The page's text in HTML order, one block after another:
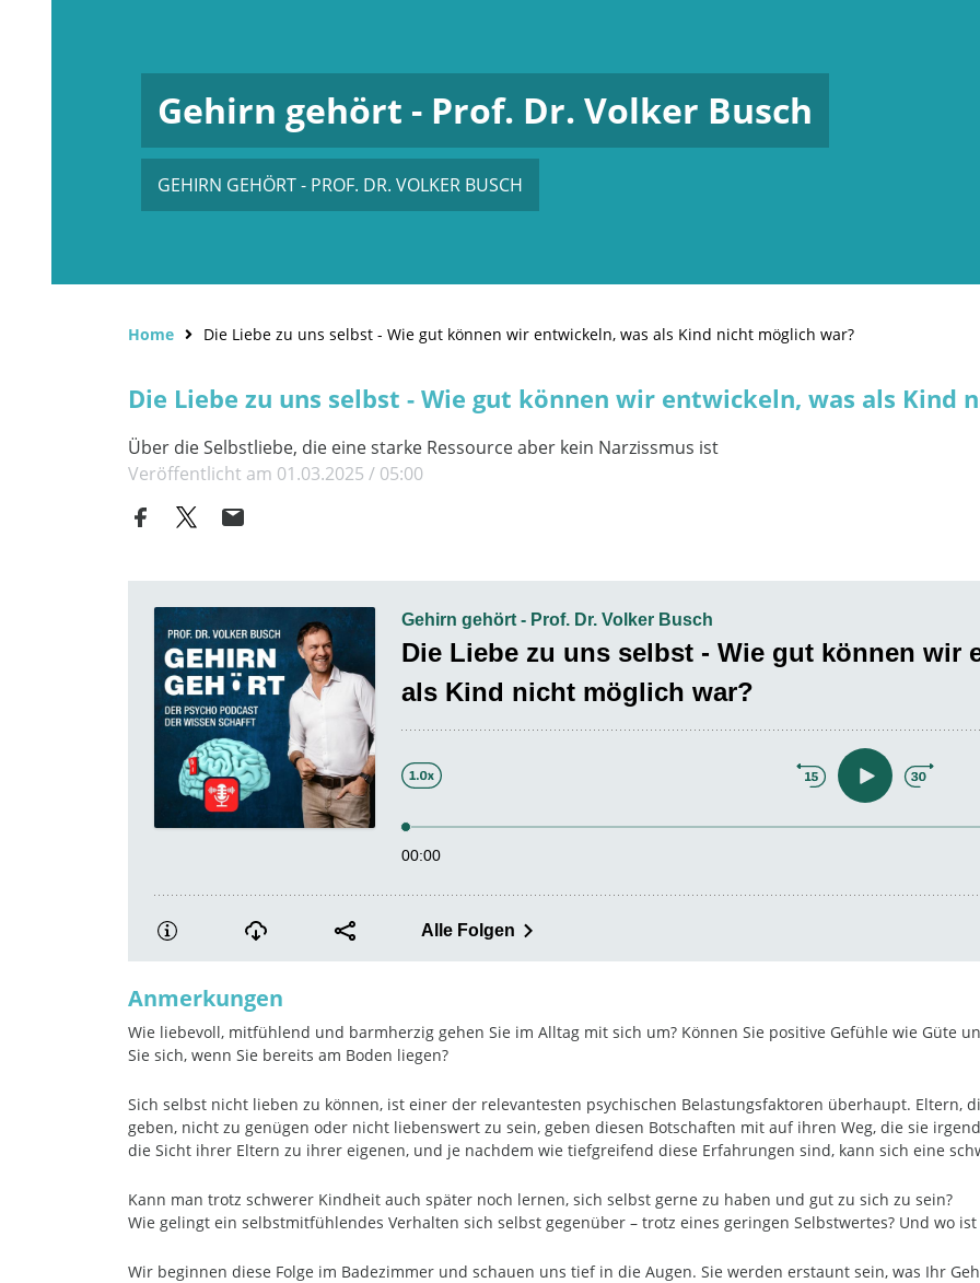
Gehirn gehört - Prof. Dr. Volker Busch
GEHIRN GEHÖRT - PROF. DR. VOLKER BUSCH
Home Die Liebe zu uns selbst - Wie gut können wir entwickeln, was als Kind nicht möglich war?
Die Liebe zu uns selbst - Wie gut können wir entwickeln, was als Kind
Über die Selbstliebe, die eine starke Ressource aber kein Narzissmus ist
Veröffentlicht am 01.03.2025 / 05:00
Anmerkungen
Wie liebevoll, mitfühlend und barmherzig gehen Sie im Alltag mit sich um? Können Sie positive Gefühle wie Güte
Sie sich, wenn Sie bereits am Boden liegen?
Sich selbst nicht lieben zu können, ist einer der relevantesten psychischen Belastungsfaktoren überhaupt. Eltern,
geben, nicht zu genügen oder nicht liebenswert zu sein, geben diesen Botschaften mit auf ihren Weg, die sie
die Sicht ihrer Eltern zu ihrer eigenen, und je nachdem wie tiefgreifend diese Erfahrungen sind, kann sich eine
Kann man trotz schwerer Kindheit auch später noch lernen, sich selbst gerne zu haben und gut zu sich zu sein?
Wie gelingt ein selbstmitfühlendes Verhalten sich selbst gegenüber – trotz eines geringen Selbstwertes? Und wo
Wir beginnen diese Folge im Badezimmer und schauen uns tief in die Augen. Sie werden erstaunt sein, was Ihr